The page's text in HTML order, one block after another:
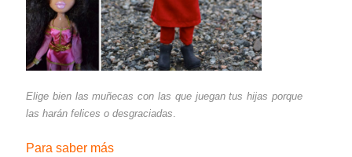
Elige bien las muñecas con las que juegan tus hijas porque
las harán felices o desgraciadas
Para saber más